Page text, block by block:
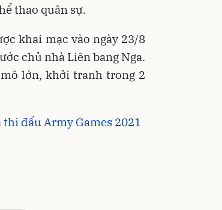
thao quân sự.
khai mạc vào ngày 23/8
chủ nhà Liên bang Nga.
lớn, khởi tranh trong 2
đấu Army Games 2021